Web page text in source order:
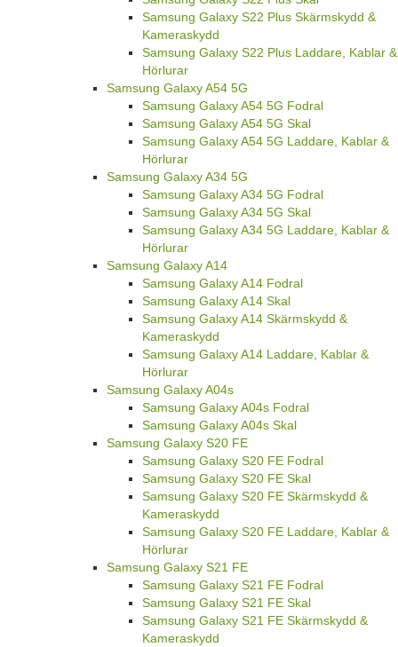
Samsung Galaxy S22 Plus Skärmskydd &
Kameraskydd
Samsung Galaxy S22 Plus Laddare, Kablar &
Hörlurar
Samsung Galaxy A54 5G
Samsung Galaxy A54 5G Fodral
Samsung Galaxy A54 5G Skal
Samsung Galaxy A54 5G Laddare, Kablar &
Hörlurar
Samsung Galaxy A34 5G
Samsung Galaxy A34 5G Fodral
Samsung Galaxy A34 5G Skal
Samsung Galaxy A34 5G Laddare, Kablar &
Hörlurar
Samsung Galaxy A14
Samsung Galaxy A14 Fodral
Samsung Galaxy A14 Skal
Samsung Galaxy A14 Skärmskydd &
Kameraskydd
Samsung Galaxy A14 Laddare, Kablar &
Hörlurar
Samsung Galaxy A04s
Samsung Galaxy A04s Fodral
Samsung Galaxy A04s Skal
Samsung Galaxy S20 FE
Samsung Galaxy S20 FE Fodral
Samsung Galaxy S20 FE Skal
Samsung Galaxy S20 FE Skärmskydd &
Kameraskydd
Samsung Galaxy S20 FE Laddare, Kablar &
Hörlurar
Samsung Galaxy S21 FE
Samsung Galaxy S21 FE Fodral
Samsung Galaxy S21 FE Skal
Samsung Galaxy S21 FE Skärmskydd &
Kameraskydd